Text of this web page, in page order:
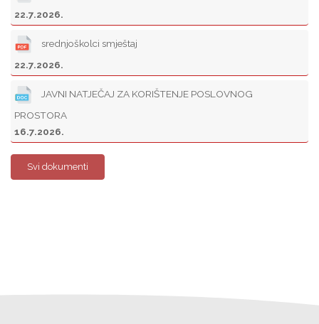
22.7.2026.
srednjoškolci smještaj
22.7.2026.
JAVNI NATJEČAJ ZA KORIŠTENJE POSLOVNOG
PROSTORA
16.7.2026.
Svi dokumenti